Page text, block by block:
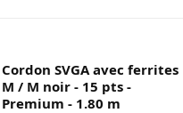
Cordon SVGA avec ferrites
M / M noir - 15 pts -
Premium - 1.80 m